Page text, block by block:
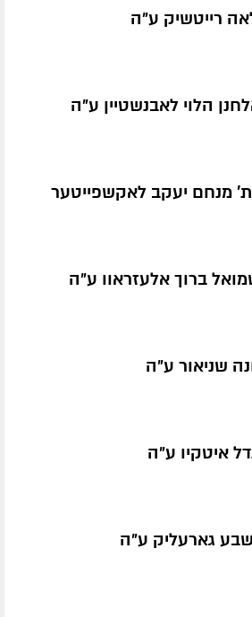
רייטשיק ע״ה
הלוי לאבנשטיין ע״ה
מנחם יעקב לאקשפייטער
ברוך אלעזראוו ע״ה
שניאור ע״ה
איטקיו ע״ה
גארעליק ע״ה